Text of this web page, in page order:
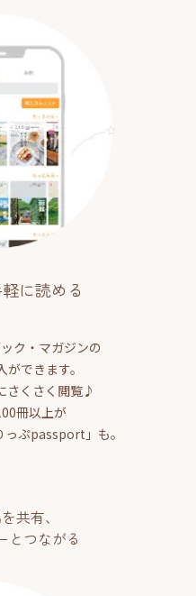
に読める
ク・マガジンの
できます。
さくさく閲覧♪
冊以上が
ぷpassport」も。
共有、
とつながる